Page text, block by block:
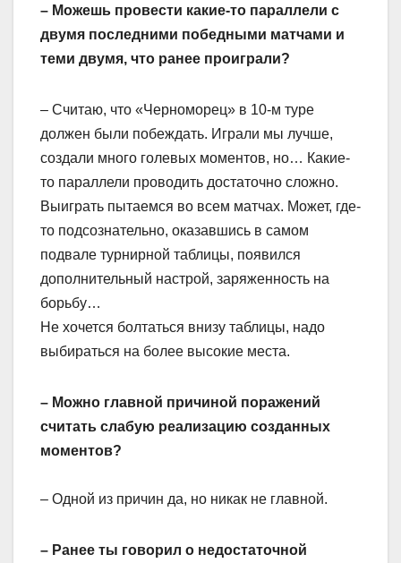
– Можешь провести какие-то параллели с
двумя последними победными матчами и
теми двумя, что ранее проиграли?
– Считаю, что «Черноморец» в 10-м туре
должен были побеждать. Играли мы лучше,
создали много голевых моментов, но… Какие-
то параллели проводить достаточно сложно.
Выиграть пытаемся во всем матчах. Может, где-
то подсознательно, оказавшись в самом
подвале турнирной таблицы, появился
дополнительный настрой, заряженность на
борьбу…
Не хочется болтаться внизу таблицы, надо
выбираться на более высокие места.
– Можно главной причиной поражений
считать слабую реализацию созданных
моментов?
– Одной из причин да, но никак не главной.
– Ранее ты говорил о недостаточной